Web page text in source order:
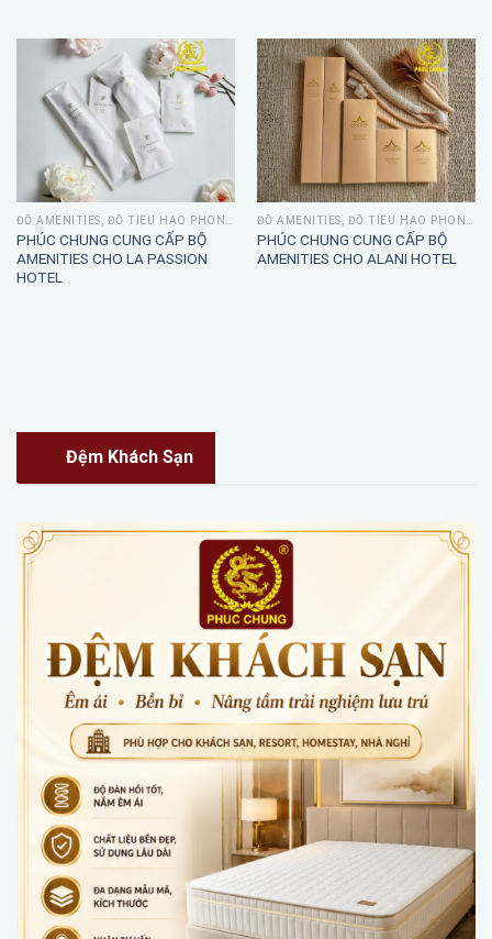
PHÚC CHUNG CUNG CẤP BỘ
AMENITIES CHO LA PASSION
HOTEL
PHÚC CHUNG CUNG CẤP BỘ
AMENITIES CHO ALANI HOTEL
Đệm Khách Sạn